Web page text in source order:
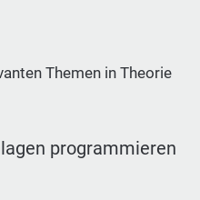
Themen in Theorie
programmieren